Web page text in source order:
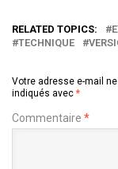
RELATED TOPICS:
TECHNIQUE
Votre adresse e-mail
indiqués avec *
Commentaire *